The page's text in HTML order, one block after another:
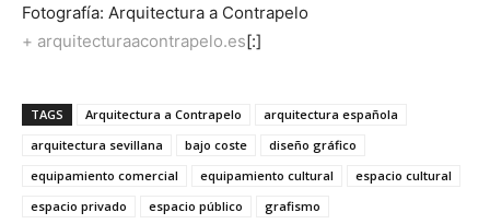
Fotografía: Arquitectura a Contrapelo
+ arquitecturaacontrapelo.es[:]
TAGS Arquitectura a Contrapelo
arquitectura española
arquitectura sevillana
bajo coste
diseño gráfico
equipamiento comercial
equipamiento cultural
espacio cultural
espacio privado
espacio público
grafismo